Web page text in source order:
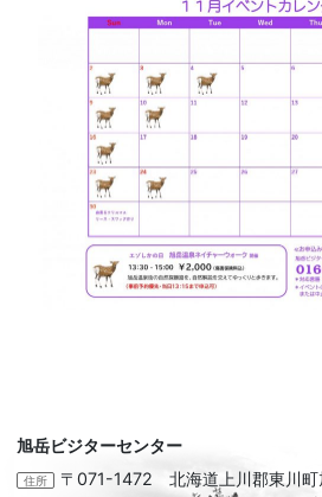
旭岳ビジターセンター
住所 〒071-1472 北海道上川郡東川町